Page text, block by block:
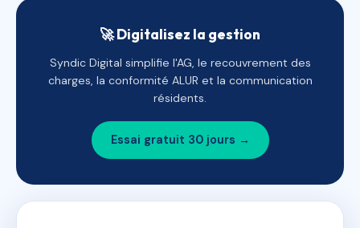
🚀 Digitalisez la gestion
Syndic Digital simplifie l'AG, le recouvrement des
charges, la conformité ALUR et la communication
résidents.
Essai gratuit 30 jours →